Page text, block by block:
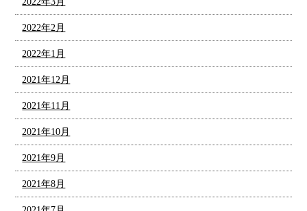
2022年2月
2022年1月
2021年12月
2021年11月
2021年10月
2021年9月
2021年8月